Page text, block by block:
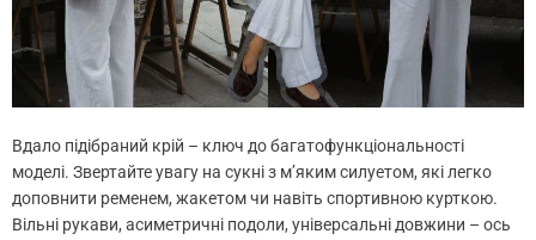
Вдало підібраний крій – ключ до багатофункціональності
моделі. Звертайте увагу на сукні з м’яким силуетом, які легко
доповнити ременем, жакетом чи навіть спортивною курткою.
Вільні рукави, асиметричні подоли, універсальні довжини – ось